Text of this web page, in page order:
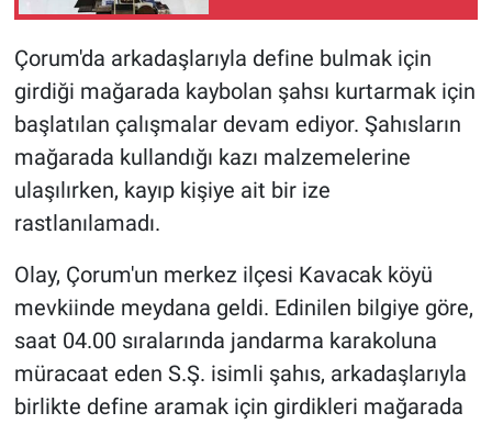
Çorum'da arkadaşlarıyla define bulmak için
girdiği mağarada kaybolan şahsı kurtarmak için
başlatılan çalışmalar devam ediyor. Şahısların
mağarada kullandığı kazı malzemelerine
ulaşılırken, kayıp kişiye ait bir ize
rastlanılamadı.
Olay, Çorum'un merkez ilçesi Kavacak köyü
mevkiinde meydana geldi. Edinilen bilgiye göre,
saat 04.00 sıralarında jandarma karakoluna
müracaat eden S.Ş. isimli şahıs, arkadaşlarıyla
birlikte define aramak için girdikleri mağarada